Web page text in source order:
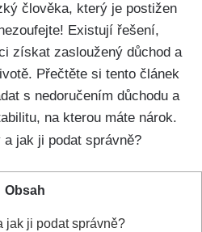
člověka, který je postižen
Existují řešení,
získat zasloužený důchod a
Přečtěte si tento článek
s nedoručením důchodu a
na kterou máte nárok.
Obsah
jak ji podat správně?